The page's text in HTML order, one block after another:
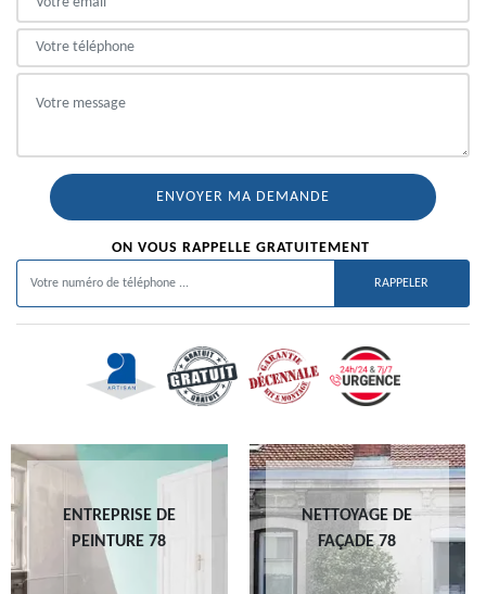
ON VOUS RAPPELLE GRATUITEMENT
ENTREPRISE DE
PEINTURE 78
NETTOYAGE DE
FAÇADE 78